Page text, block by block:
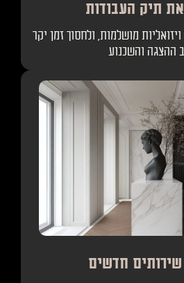
תיק העבודות
מושלמות, ולחסוך זמן יקר
ההצגה והשכנוע
חדשים